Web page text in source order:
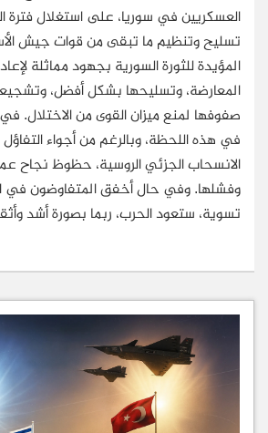
العسكريين في سوريا، على استغلال فترة
تسليح وتنظيم ما تبقى من قوات جيش
المؤيدة للثورة السورية بجهود مماثلة
المعارضة، وتسليحها بشكل أفضل،
صفوفها لمنع ميزان القوى من الاختلال. في
في هذه اللحظة، وبالرغم من أجواء
الانسحاب الجزئي الروسية، حظوظ نجاح
وفشلها. وفي حال أخفق المتفاوضون في
تسوية، ستعود الحرب، ربما بصورة أشد